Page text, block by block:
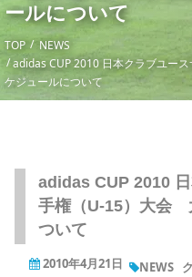
ールについて
TOP
NEWS
adidas CUP 2010 日本クラブユー
ケジュールについて
adidas CUP 2010
手権（U-15）大会
ついて
2010年4月21日 NEWS